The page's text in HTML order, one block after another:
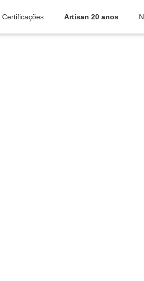
Certificações Artisan 20 anos